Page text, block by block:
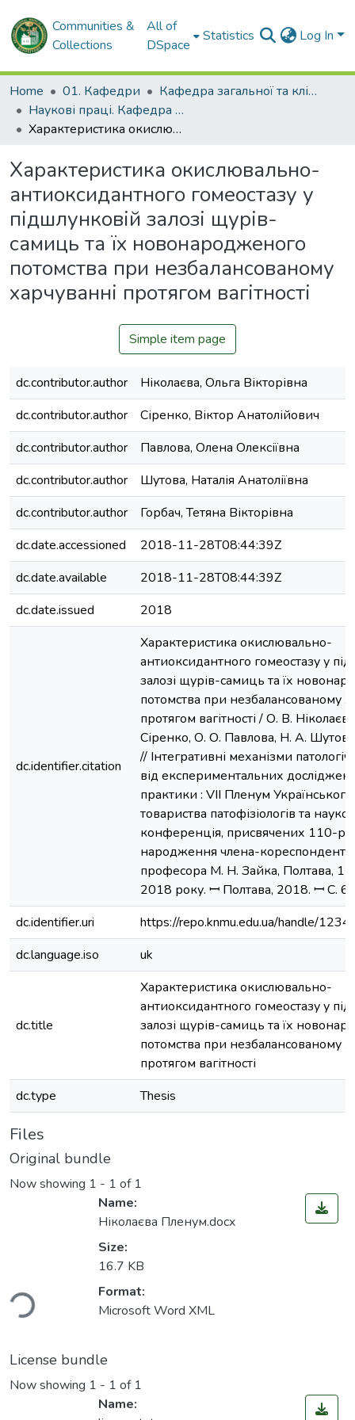
Communities &
Collections
All of
DSpace
Statistics Log In
Home 01. Кафедри
Кафедра загальної та клінічної патологічної фізіології імені Д.О. Альперна
Наукові праці. Кафедра загальної та клінічної патофізіології імені Д.О. Альперна
Характеристика окислювально-антиоксидантного гомеостазу у підшлунковій залозі щурів-самиць та їх новонародженого потомства при незбалансованому харчуванні протягом вагітності
Характеристика окислювально-
антиоксидантного гомеостазу у
підшлунковій залозі щурів-
самиць та їх новонародженого
потомства при незбалансованому
харчуванні протягом вагітності
Simple item page
dc.contributor.author
Ніколаєва, Ольга Вікторівна
dc.contributor.author
Сіренко, Віктор Анатолійович
dc.contributor.author
Павлова, Олена Олексіївна
dc.contributor.author
Шутова, Наталія Анатоліївна
dc.contributor.author
Горбач, Тетяна Вікторівна
dc.date.accessioned
2018-11-28T08:44:39Z
dc.date.available
2018-11-28T08:44:39Z
dc.date.issued
2018
dc.identifier.citation
Характеристика окислювально-
антиоксидантного гомеостазу у
залозі щурів-самиць та їх
потомства при незбалансованому
протягом вагітності / О. В.
Сіренко, О. О. Павлова, Н. А.
// Інтегративні механізми
від експериментальних досліджень
практики : VII Пленум
товариства патофізіологів та
конференція, присвячених 110-
народження члена-
професора М. Н. Зайка, Полтава,
2018 року. ꟷ Полтава, 2018. ꟷ С.
dc.identifier.uri
https://repo.knmu.edu.ua/handle/
dc.language.iso
uk
dc.title
Характеристика окислювально-
антиоксидантного гомеостазу у
залозі щурів-самиць та їх
потомства при незбалансованому
протягом вагітності
dc.type
Thesis
Files
Original bundle
Now showing 1 - 1 of 1
Name:
Ніколаєва Пленум.docx
Size:
16.7 KB
Format:
Microsoft Word XML
License bundle
Now showing 1 - 1 of 1
Name: